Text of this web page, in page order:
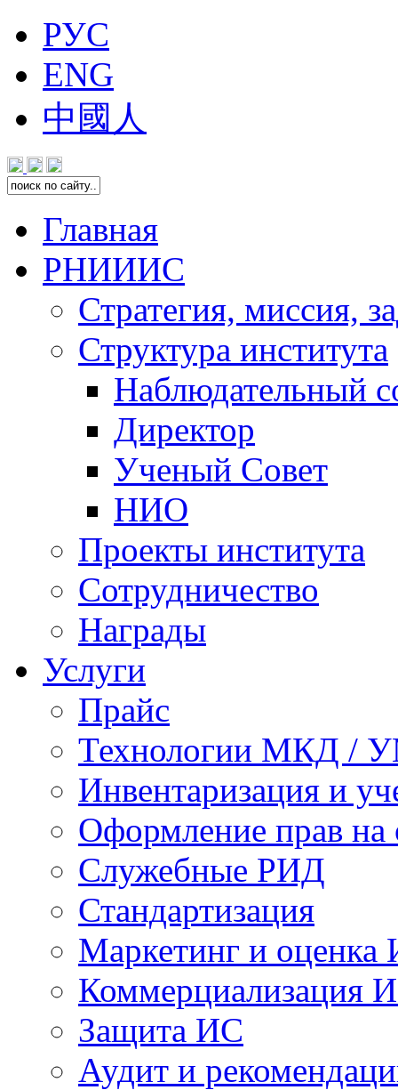
РУС
ENG
中國人
Главная
РНИИИС
Стратегия, миссия,
Структура института
Наблюдательный
Директор
Ученый Совет
НИО
Проекты института
Сотрудничество
Награды
Услуги
Прайс
Технологии МКД /
Инвентаризация и
Оформление прав
Служебные РИД
Стандартизация
Маркетинг и оценка
Коммерциализация
Защита ИС
Аудит и